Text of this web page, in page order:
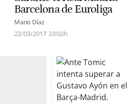
Barcelona de Euroliga
Mario Díaz
22/03/2017 23:02h